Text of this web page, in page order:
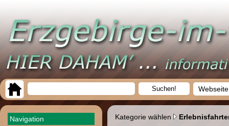
Navigation
Kategorie wählen